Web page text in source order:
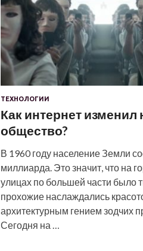
ТЕХНОЛОГИИ
Как интернет изменил
общество?
В 1960 году население Земли
миллиарда. Это значит, что на
улицах по большей части было
прохожие наслаждались
архитектурным гением зодчих
Сегодня на …